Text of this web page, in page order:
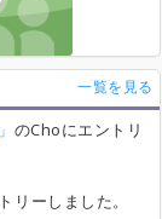
受付終了
受付終了
受付終了
受付終了
受付終了
受付終了
受付終了
受付終了
受付終了
受付終了
受付終了
受付終了
受付終了
受付終了
受付終了
受付終了
一覧を見る
のChoにエントリ
リーしました。